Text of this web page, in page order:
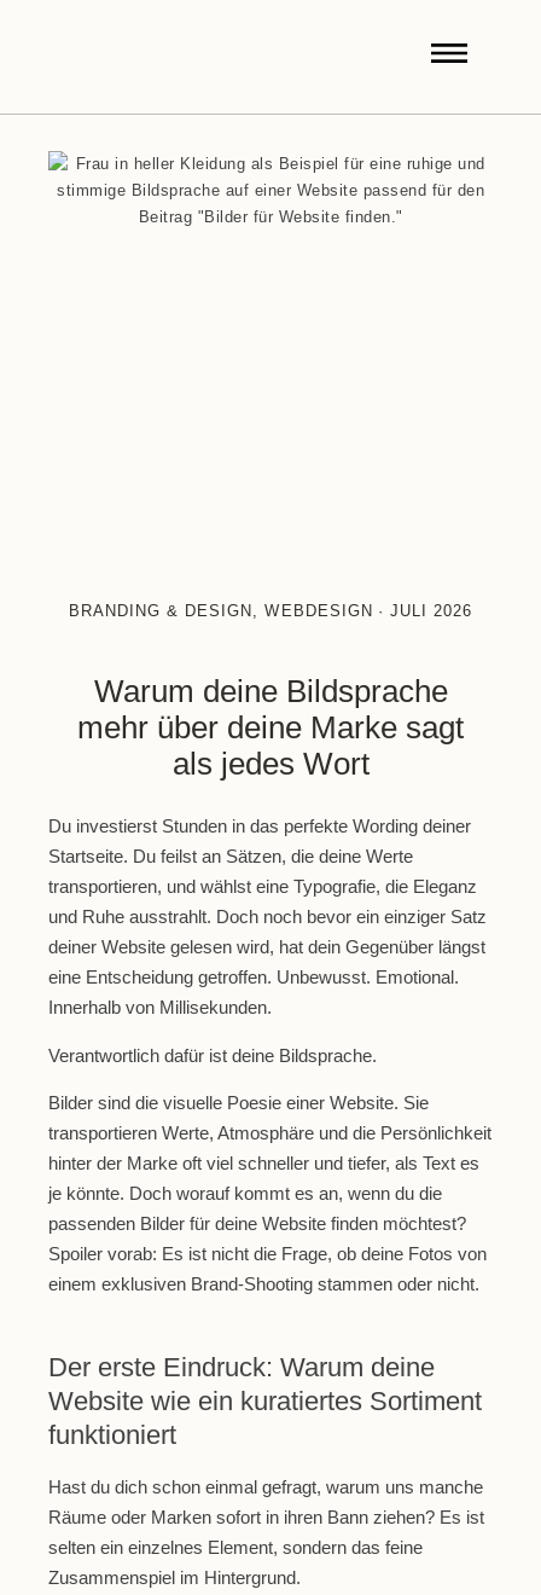
BRANDING & DESIGN ,WEBDESIGN · JULI 2026
Warum deine Bildsprache
mehr über deine Marke sagt
als jedes Wort
Du investierst Stunden in das perfekte Wording deiner
Startseite. Du feilst an Sätzen, die deine Werte
transportieren, und wählst eine Typografie, die Eleganz
und Ruhe ausstrahlt. Doch noch bevor ein einziger Satz
deiner Website gelesen wird, hat dein Gegenüber längst
eine Entscheidung getroffen. Unbewusst. Emotional.
Innerhalb von Millisekunden.
Verantwortlich dafür ist deine Bildsprache.
Bilder sind die visuelle Poesie einer Website. Sie
transportieren Werte, Atmosphäre und die Persönlichkeit
hinter der Marke oft viel schneller und tiefer, als Text es
je könnte. Doch worauf kommt es an, wenn du die
passenden Bilder für deine Website finden möchtest?
Spoiler vorab: Es ist nicht die Frage, ob deine Fotos von
einem exklusiven Brand-Shooting stammen oder nicht.
Der erste Eindruck: Warum deine
Website wie ein kuratiertes Sortiment
funktioniert
Hast du dich schon einmal gefragt, warum uns manche
Räume oder Marken sofort in ihren Bann ziehen? Es ist
selten ein einzelnes Element, sondern das feine
Zusammenspiel im Hintergrund.